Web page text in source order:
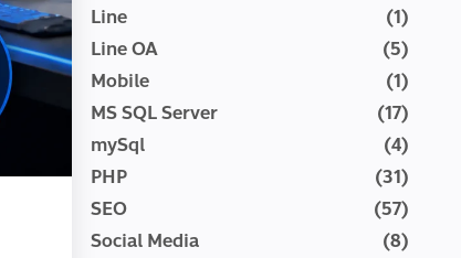
Line
(1)
Line OA
(5)
Mobile
(1)
MS SQL Server
(17)
mySql
(4)
PHP
(31)
SEO
(57)
Social Media
(8)